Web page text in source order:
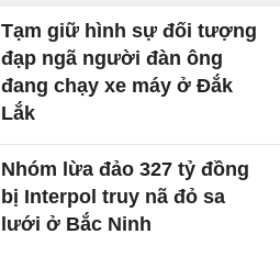
Tạm giữ hình sự đối tượng
đạp ngã người đàn ông
đang chạy xe máy ở Đắk
Lắk
Nhóm lừa đảo 327 tỷ đồng
bị Interpol truy nã đỏ sa
lưới ở Bắc Ninh